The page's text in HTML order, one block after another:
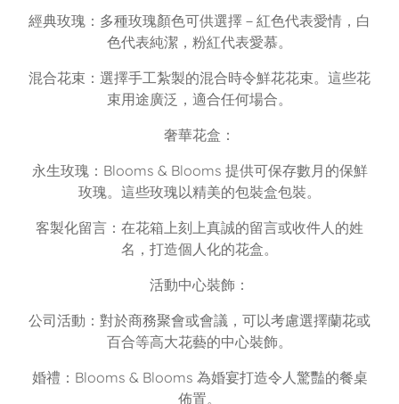
經典玫瑰：多種玫瑰顏色可供選擇－紅色代表愛情，白
色代表純潔，粉紅代表愛慕。
混合花束：選擇手工紮製的混合時令鮮花花束。這些花
束用途廣泛，適合任何場合。
奢華花盒：
永生玫瑰：Blooms & Blooms 提供可保存數月的保鮮
玫瑰。這些玫瑰以精美的包裝盒包裝。
客製化留言：在花箱上刻上真誠的留言或收件人的姓
名，打造個人化的花盒。
活動中心裝飾：
公司活動：對於商務聚會或會議，可以考慮選擇蘭花或
百合等高大花藝的中心裝飾。
婚禮：Blooms & Blooms 為婚宴打造令人驚豔的餐桌
佈置。